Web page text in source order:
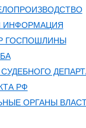
ИНФОРМАЦИЯ
ГОСПОШЛИНЫ
РФ
ОРГАНЫ